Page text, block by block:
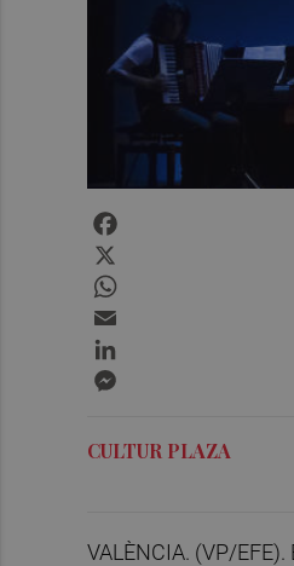
CULTUR PLAZA
VALÈNCIA. (VP/